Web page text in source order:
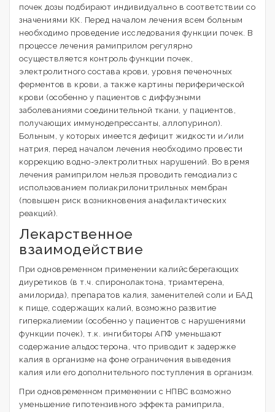
почек дозы подбирают индивидуально в соответствии со
значениями КК. Перед началом лечения всем больным
необходимо проведение исследования функции почек. В
процессе лечения рамиприлом регулярно
осуществляется контроль функции почек,
электролитного состава крови, уровня печеночных
ферментов в крови, а также картины периферической
крови (особенно у пациентов с диффузными
заболеваниями соединительной ткани, у пациентов,
получающих иммунодепрессанты, аллопуринол).
Больным, у которых имеется дефицит жидкости и/или
натрия, перед началом лечения необходимо провести
коррекцию водно-электролитных нарушений. Во время
лечения рамиприлом нельзя проводить гемодиализ с
использованием полиакрилонитрильных мембран
(повышен риск возникновения анафилактических
реакций).
Лекарственное
взаимодействие
При одновременном применении калийсберегающих
диуретиков (в т.ч. спиронолактона, триамтерена,
амилорида), препаратов калия, заменителей соли и БАД
к пище, содержащих калий, возможно развитие
гиперкалиемии (особенно у пациентов с нарушениями
функции почек), т.к. ингибиторы АПФ уменьшают
содержание альдостерона, что приводит к задержке
калия в организме на фоне ограничения выведения
калия или его дополнительного поступления в организм.
При одновременном применении с НПВС возможно
уменьшение гипотензивного эффекта рамиприла,